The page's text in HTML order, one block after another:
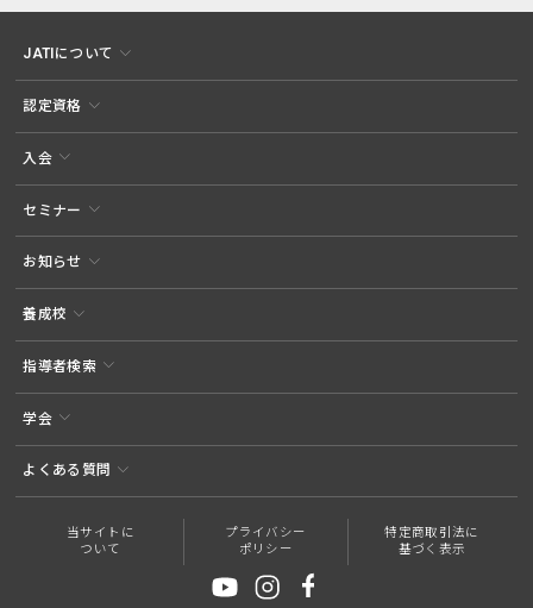
JATIについて
認定資格
入会
セミナー
お知らせ
養成校
指導者検索
学会
よくある質問
当サイトに
ついて
プライバシー
ポリシー
特定商取引法に
基づく表示